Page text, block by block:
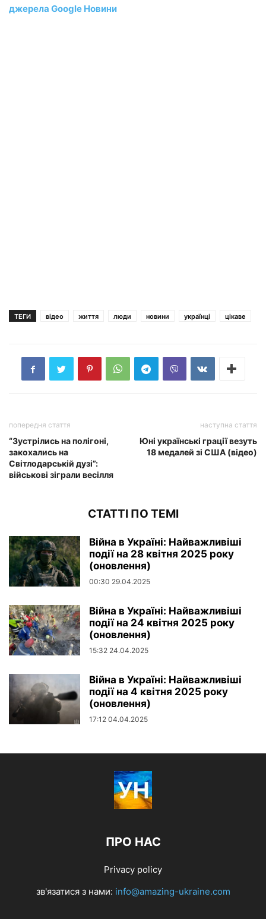
джерела Google Новини
ТЕГИ відео життя люди новини українці цікаве
попередня стаття
“Зустрілись на полігоні,
закохались на
Світлодарській дузі”:
військові зіграли весілля
наступна стаття
Юні українські грації везуть
18 медалей зі США (відео)
СТАТТІ ПО ТЕМІ
Війна в Україні: Найважливіші
події на 28 квітня 2025 року
(оновлення)
00:30 29.04.2025
Війна в Україні: Найважливіші
події на 24 квітня 2025 року
(оновлення)
15:32 24.04.2025
Війна в Україні: Найважливіші
події на 4 квітня 2025 року
(оновлення)
17:12 04.04.2025
ПРО НАС
Privacy policy
зв'язатися з нами: info@amazing-ukraine.com